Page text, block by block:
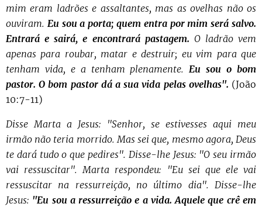
mim eram ladrões e assaltantes, mas as ovelhas não os
ouviram. Eu sou a porta; quem entra por mim será salvo.
Entrará e sairá, e encontrará pastagem. O ladrão vem
apenas para roubar, matar e destruir; eu vim para que
tenham vida, e a tenham plenamente. Eu sou o bom
pastor. O bom pastor dá a sua vida pelas ovelhas". (João
10:7-11)
Disse Marta a Jesus: "Senhor, se estivesses aqui meu
irmão não teria morrido. Mas sei que, mesmo agora, Deus
te dará tudo o que pedires". Disse-lhe Jesus: "O seu irmão
vai ressuscitar". Marta respondeu: "Eu sei que ele vai
ressuscitar na ressurreição, no último dia". Disse-lhe
Jesus: "Eu sou a ressurreição e a vida. Aquele que crê em